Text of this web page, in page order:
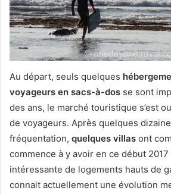
Au départ, seuls quelques
voyageurs en sacs-à-dos se sont
des ans, le marché touristique s’est
de voyageurs. Après quelques
fréquentation, quelques villas ont
commence à y avoir en ce début
intéressante de logements hauts de
connait actuellement une évolution